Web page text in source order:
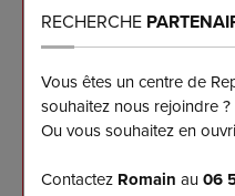
NOS ENGAGEMENTS
Reprogrammation
de puissance
Les meilleurs
Garantie logicielle 5
RECHERCHE
Vous êtes un centre de
souhaitez nous rejoindre ?
Ou vous souhaitez en
Contactez Romain au06